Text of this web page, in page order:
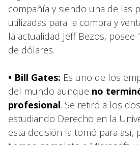
compañía y siendo una de las
utilizadas para la compra y
la actualidad Jeff Bezos, posee
de dólares.
• Bill Gates: Es uno de los
del mundo aunque no
profesional. Se retiró a los
estudiando Derecho en la
esta decisión la tomó para así,